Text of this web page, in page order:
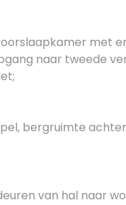
met
naar tweede
bergruimte
van hal naar